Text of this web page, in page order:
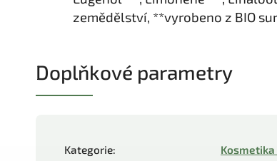
zemědělství, **vyrobeno z BIO
Doplňkové parametry
Kategorie: